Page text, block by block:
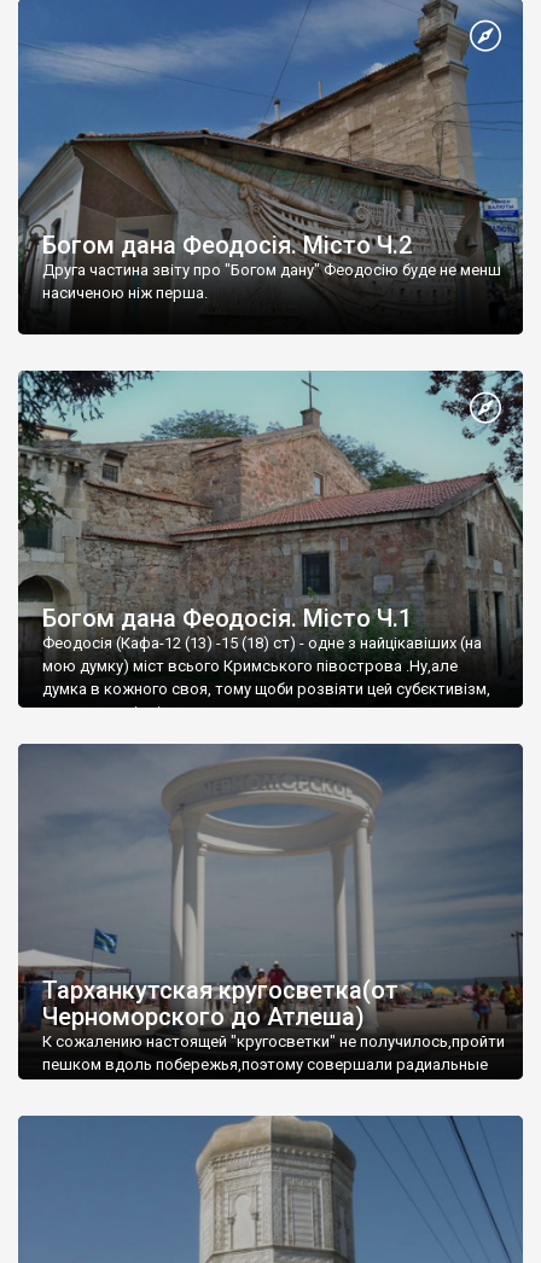
Богом дана Феодосія. Місто Ч.2
Друга частина звіту про "Богом дану" Феодосію буде не менш
насиченою ніж перша.
Богом дана Феодосія. Місто Ч.1
Феодосія (Кафа-12 (13) -15 (18) ст) - одне з найцікавіших (на
мою думку) міст всього Кримського півострова .Ну,але
думка в кожного своя, тому щоби розвіяти цей субєктивізм,
запрошую відвідати це
Тарханкутская кругосветка(от
Черноморского до Атлеша)
К сожалению настоящей "кругосветки" не получилось,пройти
пешком вдоль побережья,поэтому совершали радиальные